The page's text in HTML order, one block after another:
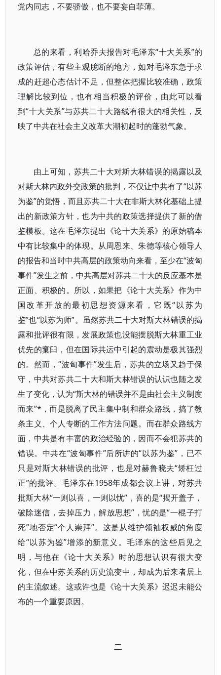
党内同志，不要骄傲，也不要妄自菲薄。
总的来看，利哈乔夫报告对毛泽东“十大关系”的
政策评估，有些主观臆断的地方，如对毛泽东急于求
成的赶超心态估计不足，但整体把握比较准确，政策
理解比较到位，也有相当积极的评价，由此可以看
到“十大关系”与苏共二十大路线有很大的相关性，反
映了中共在社会主义改革大潮初起时的蓬勃气象。
由上可知，苏共二十大对斯大林错误的揭露以及
对斯大林内政外交政策的批判，不仅让中共有了“以苏
为鉴”的觉悟，而且苏共二十大在非斯大林化基础上提
出的新政策方针，也为中共的政策选择提供了新的借
鉴模板。这在毛泽东提出《论十大关系》的原始稿本
中有比较集中的体现。从周恩来、朱德等核心领导人
的报告和当时中共高层的政策动向来看，至少在“波匈
事件”发生之前，中共高层对苏共二十大的反应基本是
正面、积极的。所以，如果把《论十大关系》作为中
国改革开放的最初思想资源来看，它既“以苏为
鉴”也“以苏为师”。虽然苏共二十大对斯大林错误的揭
露和批评很有限，发展政策也没能摆脱斯大林重工业
优先的窠臼，但在国际共运中引起的震动是极其强烈
的。然而，“波匈事件”发生后，苏共的立场又趋于保
守，中共对苏共二十大和斯大林错误的认识也随之发
生了变化，认为“斯大林的错误并不是由社会主义制度
而来”*，而是脱离了民主集中制和群众路线，搞了教
条主义、个人专断的工作方法问题。而在群众路线方
面，中共是有丰富的政治经验的，因而不会犯苏共的
错误。中共在“波匈事件”后所讲的“以苏为鉴”，已不
只是对斯大林错误的批评，也是对赫鲁晓夫“矫枉过
正”的批评。毛泽东在1958年成都会议上讲，对苏共
批斯大林“一则以喜，一则以忧”，喜的是“揭开盖子，
破除迷信，去掉压力，解放思想”，忧的是“一棍子打
死”地否定“个人崇拜”。这是从维护领袖权威的角度
给“以苏为鉴”增添的新意义。毛泽东的这些后见之
明，与他在《论十大关系》时的思想认识有很大变
化，但在中苏关系的历史流变中，却成为后来者居上
的主流叙述。这或许也是《论十大关系》迟迟未能公
布的一个重要原因。
二